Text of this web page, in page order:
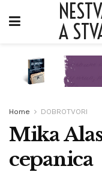
A
Home DOBROTVORI
Mika
cepanica